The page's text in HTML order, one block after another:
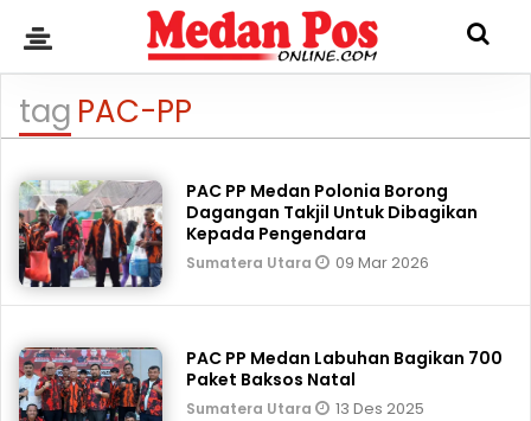
tag PAC-PP
PAC PP Medan Polonia Borong
Dagangan Takjil Untuk Dibagikan
Kepada Pengendara
Sumatera Utara 09 Mar 2026
PAC PP Medan Labuhan Bagikan 700
Paket Baksos Natal
Sumatera Utara 13 Des 2025